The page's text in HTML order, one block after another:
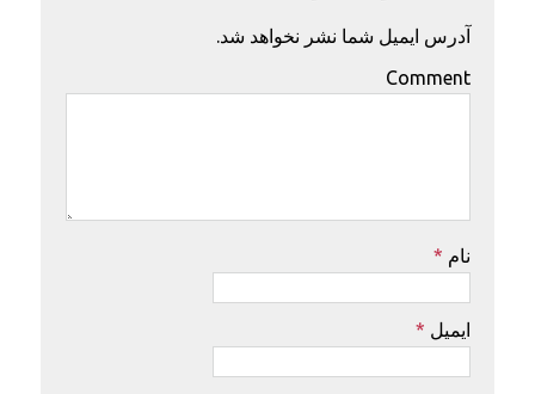
آدرس ایمیل شما نشر نخواهد شد.
Comment
نام *
ایمیل *